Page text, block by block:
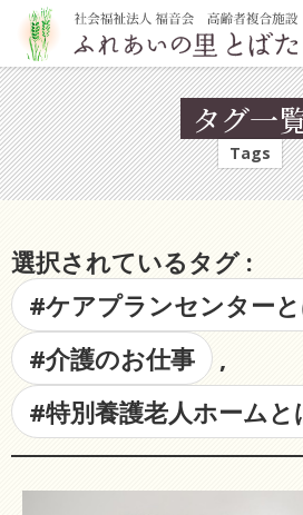
タグ一
Tags
選択されているタグ :
#ケアプランセンター
#介護のお仕事
,
#特別養護老人ホームと